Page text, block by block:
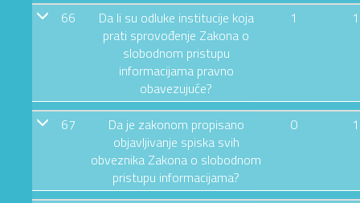
66
Da li su odluke institucije koja
prati sprovođenje Zakona o
slobodnom pristupu
informacijama pravno
obavezujuće?
1 1
67
Da je zakonom propisano
objavljivanje spiska svih
obveznika Zakona o slobodnom
pristupu informacijama?
0 1